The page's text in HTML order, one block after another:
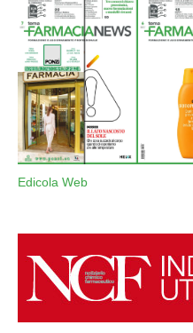
Edicola Web